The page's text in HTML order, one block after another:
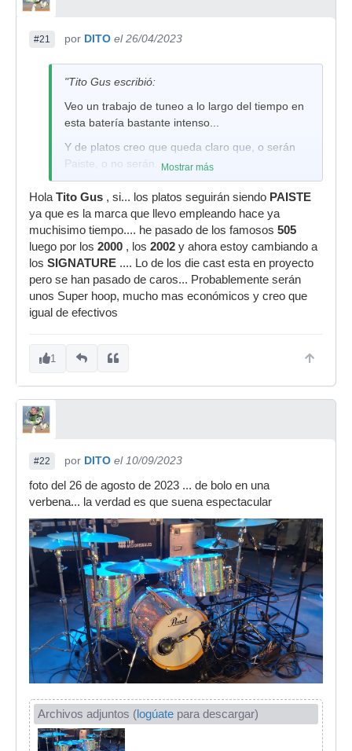
#21 por DITO el 26/04/2023
"Tito Gus escribió:
Veo un trabajo de tuneo a lo largo del tiempo en
esta batería bastante intenso...
Y de platos creo que queda claro que, o serán
Paiste, o no serán...
toms en el futuro?
Saludos!
Mostrar más
Hola Tito Gus , si... los platos seguirán siendo PAISTE
ya que es la marca que llevo empleando hace ya
muchisimo tiempo.... he pasado de los famosos 505
luego por los 2000 , los 2002 y ahora estoy cambiando a
los SIGNATURE .... Lo de los die cast esta en proyecto
pero se han pasado de caros... Probablemente serán
unos Super hoop, mucho mas económicos y creo que
igual de efectivos
1
#22 por DITO el 10/09/2023
foto del 26 de agosto de 2023 ... de bolo en una
verbena... la verdad es que suena espectacular
Archivos adjuntos (logúate para descargar)